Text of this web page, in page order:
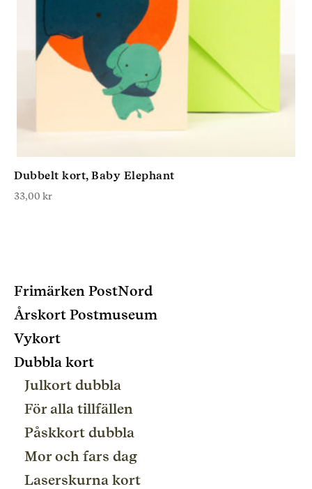
Dubbelt kort, Baby Elephant
33,00 kr
Frimärken PostNord
Årskort Postmuseum
Vykort
Dubbla kort
Julkort dubbla
För alla tillfällen
Påskkort dubbla
Mor och fars dag
Laserskurna kort